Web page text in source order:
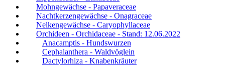
Mohngewächse - Papaveraceae
Nachtkerzengewächse - Onagraceae
Nelkengewächse - Caryophyllaceae
Orchideen - Orchidaceae - Stand: 12.06.2022
Anacamptis - Hundswurzen
Cephalanthera - Waldvöglein
Dactylorhiza - Knabenkräuter